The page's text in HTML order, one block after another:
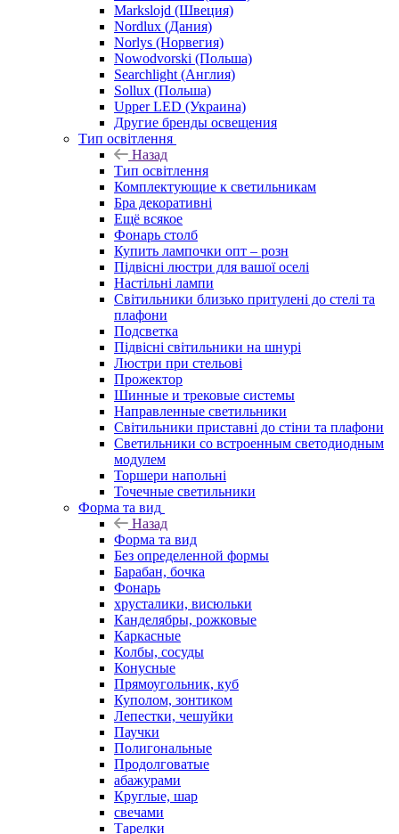
Markslojd (Швеция)
Nordlux (Дания)
Norlys (Норвегия)
Nowodvorski (Польша)
Searchlight (Англия)
Sollux (Польша)
Upper LED (Украина)
Другие бренды освещения
Тип освітлення
Назад
Тип освітлення
Комплектующие к светильникам
Бра декоративні
Ещё всякое
Фонарь столб
Купить лампочки опт – розн
Підвісні люстри для вашої оселі
Настільні лампи
Світильники близько притулені до стелі та
плафони
Подсветка
Підвісні світильники на шнурі
Люстри при стельові
Прожектор
Шинные и трековые системы
Направленные светильники
Світильники приставні до стіни та плафони
Светильники со встроенным светодиодным
модулем
Торшери напольні
Точечные светильники
Форма та вид
Назад
Форма та вид
Без определенной формы
Барабан, бочка
Фонарь
хрусталики, висюльки
Канделябры, рожковые
Каркасные
Колбы, сосуды
Конусные
Прямоугольник, куб
Куполом, зонтиком
Лепестки, чешуйки
Паучки
Полигональные
Продолговатые
абажурами
Круглые, шар
свечами
Тарелки